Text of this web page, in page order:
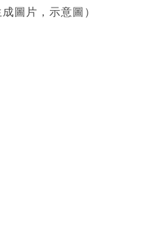
圖片，示意圖）